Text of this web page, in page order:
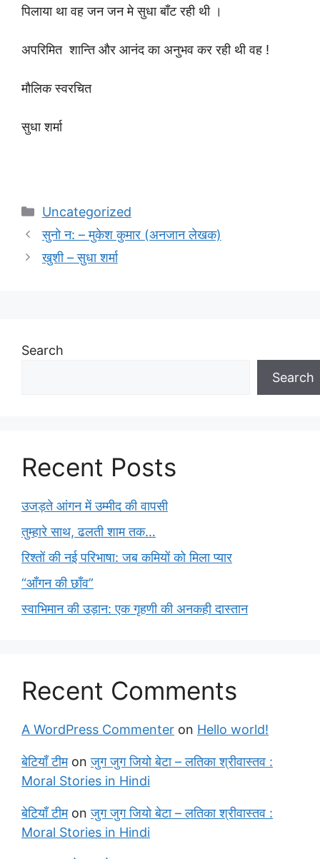
पिलाया था वह जन जन मे सुधा बाँट रही थी ।
अपरिमित शान्ति और आनंद का अनुभव कर रही थी वह !
मौलिक स्वरचित
सुधा शर्मा
Categories
Uncategorized
सुनो न: – मुकेश कुमार (अनजान लेखक)
खुशी – सुधा शर्मा
Search
Search
Recent Posts
उजड़ते आंगन में उम्मीद की वापसी
तुम्हारे साथ, ढलती शाम तक…
रिश्तों की नई परिभाषा: जब कमियों को मिला प्यार
“आँगन की छाँव”
स्वाभिमान की उड़ान: एक गृहणी की अनकही दास्तान
Recent Comments
A WordPress Commenter on Hello world!
बेटियाँ टीमonजुग जुग जियो बेटा – लतिका श्रीवास्तव :
Moral Stories in Hindi
बेटियाँ टीमonजुग जुग जियो बेटा – लतिका श्रीवास्तव :
Moral Stories in Hindi